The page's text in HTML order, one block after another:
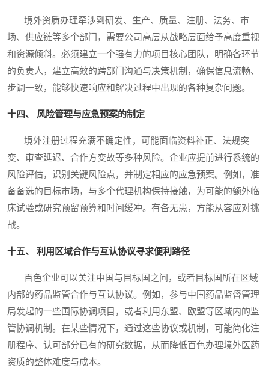
境外资质办理牵涉到研发、生产、质量、注册、法务、市
场、供应链等多个部门，需要公司高层从战略层面给予高度重视
和资源倾斜。必须建立一个强有力的项目核心团队，明确各环节
的负责人，建立高效的跨部门沟通与决策机制，确保信息流畅、
步调一致，能够快速响应和解决过程中出现的各种复杂问题。
十四、 风险管理与应急预案的制定
境外注册过程充满不确定性，可能面临资料补正、法规突
变、审查延迟、合作方变故等多种风险。企业应提前进行系统的
风险评估，识别关键风险点，并制定相应的应急预案。例如，准
备备选的目标市场，与多个代理机构保持接触，为可能的额外临
床试验或研究预留预算和时间缓冲。有备无患，方能从容应对挑
战。
十五、 利用区域合作与互认协议寻求便利路径
百色企业可以关注中国与目标国之间，或者目标国所在区域
内部的药品监管合作与互认协议。例如，参与中国药品监督管理
局发起的一些国际协调项目，或者利用东盟、欧盟等区域内的监
管协调机制。在某些情况下，通过这些协议或机制，可能简化注
册程序、认可部分已有的研究数据，从而降低百色办理境外医药
资质的整体难度与成本。